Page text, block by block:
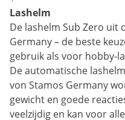
Lashelm
De lashelm Sub Zero uit
Germany – de beste
gebruik als voor hobby-
De automatische
von Stamos Germany
gewicht en goede
veelzijdig en kan voor